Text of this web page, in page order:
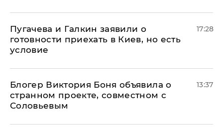
Пугачева и Галкин заявили о
готовности приехать в Киев, но есть
условие
17:28
Блогер Виктория Боня объявила о
странном проекте, совместном с
Соловьевым
13:37